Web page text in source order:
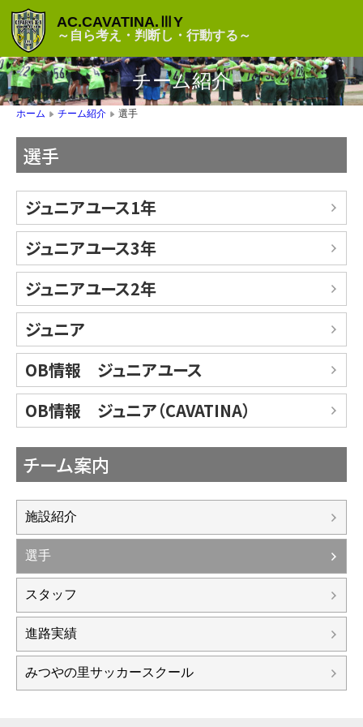
AC.CAVATINA.ⅢY
～自ら考え・判断し・行動する～
チーム紹介
ホーム ▶ チーム紹介 ▶ 選手
選手
ジュニアユース1年
ジュニアユース3年
ジュニアユース2年
ジュニア
OB情報 ジュニアユース
OB情報 ジュニア（CAVATINA）
チーム案内
施設紹介
選手
スタッフ
進路実績
みつやの里サッカースクール